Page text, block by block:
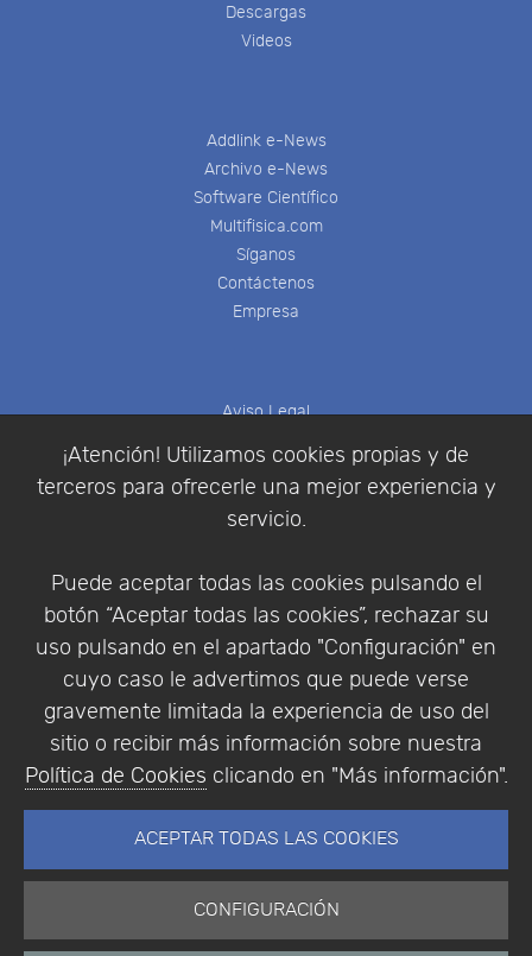
¡Atención! Utilizamos cookies propias y de
terceros para ofrecerle una mejor experiencia y
servicio.
Puede aceptar todas las cookies pulsando el
botón “Aceptar todas las cookies”, rechazar su
uso pulsando en el apartado "Configuración" en
cuyo caso le advertimos que puede verse
gravemente limitada la experiencia de uso del
sitio o recibir más información sobre nuestra
Política de Cookies clicando en "Más información".
ACEPTAR TODAS LAS COOKIES
CONFIGURACIÓN
Descargas
Videos
Addlink e-News
Archivo e-News
Software Científico
Multifisica.com
Síganos
Contáctenos
Empresa
Aviso Legal
Política de Privacidad
Condiciones de compra
Identificarse
Empresa|Aviso Legal| Política de Privacidad |
Política de Cookies
© Copyright 1994 - 2026. Addlink Software
Científico, S.L.
Portugal.